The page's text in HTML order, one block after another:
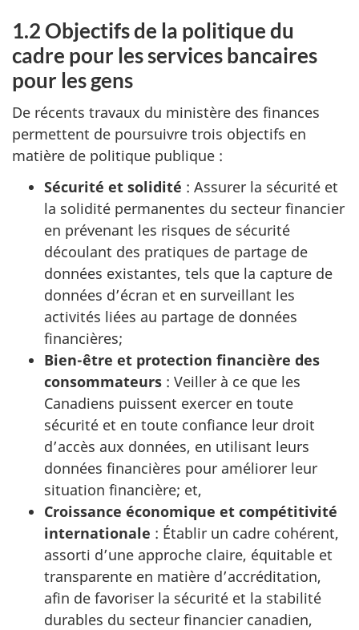
u
r
l
e
s
1.2 Objectifs de la politique du
cadre pour les services bancaires
pour les gens
De récents travaux du ministère des finances
permettent de poursuivre trois objectifs en
matière de politique publique :
Sécurité et solidité : Assurer la sécurité et
la solidité permanentes du secteur financier
en prévenant les risques de sécurité
découlant des pratiques de partage de
données existantes, tels que la capture de
données d’écran et en surveillant les
activités liées au partage de données
financières;
Bien-être et protection financière des
consommateurs : Veiller à ce que les
Canadiens puissent exercer en toute
sécurité et en toute confiance leur droit
d’accès aux données, en utilisant leurs
données financières pour améliorer leur
situation financière; et,
Croissance économique et compétitivité
internationale : Établir un cadre cohérent,
assorti d’une approche claire, équitable et
transparente en matière d’accréditation,
afin de favoriser la sécurité et la stabilité
durables du secteur financier canadien,